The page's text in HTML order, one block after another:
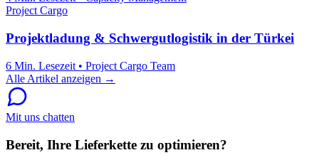
Project Cargo
Projektladung & Schwergutlogistik in der Türkei
6 Min. Lesezeit • Project Cargo Team
Alle Artikel anzeigen →
Mit uns chatten
Bereit, Ihre Lieferkette zu optimieren?